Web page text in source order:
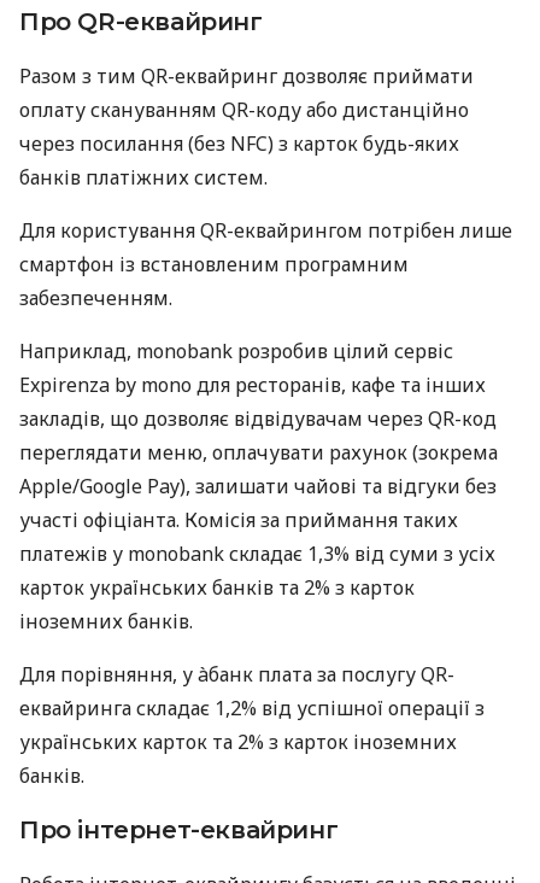
Про QR-еквайринг
Разом з тим QR-еквайринг дозволяє приймати
оплату скануванням QR-коду або дистанційно
через посилання (без NFC) з карток будь-яких
банків платіжних систем.
Для користування QR-еквайрингом потрібен лише
смартфон із встановленим програмним
забезпеченням.
Наприклад, monobank розробив цілий сервіс
Expirenza by mono для ресторанів, кафе та інших
закладів, що дозволяє відвідувачам через QR-код
переглядати меню, оплачувати рахунок (зокрема
Apple/Google Pay), залишати чайові та відгуки без
участі офіціанта. Комісія за приймання таких
платежів у monobank складає 1,3% від суми з усіх
карток українських банків та 2% з карток
іноземних банків.
Для порівняння, у àбанк плата за послугу QR-
еквайринга складає 1,2% від успішної операції з
українських карток та 2% з карток іноземних
банків.
Про інтернет-еквайринг